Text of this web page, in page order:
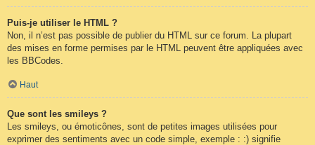
Puis-je utiliser le HTML ?
Non, il n’est pas possible de publier du HTML sur ce forum. La plupart
des mises en forme permises par le HTML peuvent être appliquées avec
les BBCodes.
Haut
Que sont les smileys ?
Les smileys, ou émoticônes, sont de petites images utilisées pour
exprimer des sentiments avec un code simple, exemple : :) signifie